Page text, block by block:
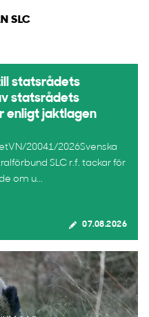
SLC
statsrådets
statsrådets
enligt jaktlagen
20041/2026Svenska
SLC r.f. tackar för
om u...
07.08.2026